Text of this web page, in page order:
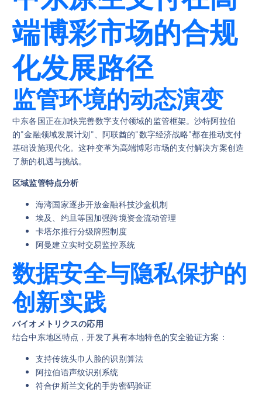
端博彩市场的合规
化发展路径
监管环境的动态演变
中东各国正在加快完善数字支付领域的监管框架。沙特阿拉伯
的"金融领域发展计划"、阿联酋的"数字经济战略"都在推动支付
基础设施现代化。这种变革为高端博彩市场的支付解决方案创造
了新的机遇与挑战。
区域监管特点分析
海湾国家逐步开放金融科技沙盒机制
埃及、约旦等国加强跨境资金流动管理
卡塔尔推行分级牌照制度
阿曼建立实时交易监控系统
数据安全与隐私保护的
创新实践
バイオメトリクスの応用
结合中东地区特点，开发了具有本地特色的安全验证方案：
支持传统头巾人脸的识别算法
阿拉伯语声纹识别系统
符合伊斯兰文化的手势密码验证